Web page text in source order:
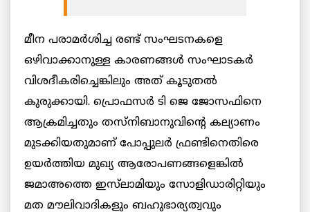
മീന പരാമര്‍ശിച്ച രണ്ട് സംഘടനകളെ
ഒഴിവാക്കാനുള്ള കാരണങ്ങള്‍ സംഘാടകര്‍
വിശദീകരിച്ചെങ്കിലും അത് കൂടുതല്‍
കുരുക്കായി. പ്രൊഫസര്‍ ടി ജെ ജോസഫിനെ
ആക്രമിച്ചതും തസ്‌നിബാനുവിന്റെ കല്യാണം
മുടക്കിയതുമാണ് പോപ്പുലര്‍ ഫ്രണ്ടിനെതിരെ
ഉയര്‍ത്തിയ മുഖ്യ ആരോപണങ്ങളെങ്കില്‍
ജമാഅത്തെ ഇസ്‌ലാമിയും സോളിഡാരിറ്റിയും
മത മൗലിവാദികളും ബഹുഭാര്യത്വവും